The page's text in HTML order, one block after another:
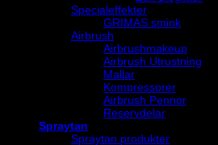
Specialeffekter
GRIMAS smink
Airbrush
Airbrushmakeup
Airbrush Utrustning
Mallar
Kompressorer
Airbrush Pennor
Reservdelar
Spraytan
Spraytan produkter